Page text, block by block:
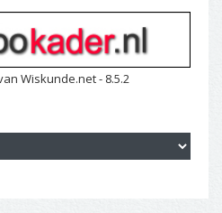
Wiskunde.net - 8.5.2